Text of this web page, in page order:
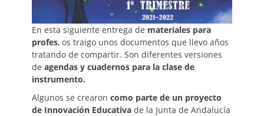
En esta siguiente entrega de materiales para
profes, os traigo unos documentos que llevo años
tratando de compartir. Son diferentes versiones
de agendas y cuadernos para la clase de
instrumento.
Algunos se crearon como parte de un proyecto
de Innovación Educativa de la Junta de Andalucía